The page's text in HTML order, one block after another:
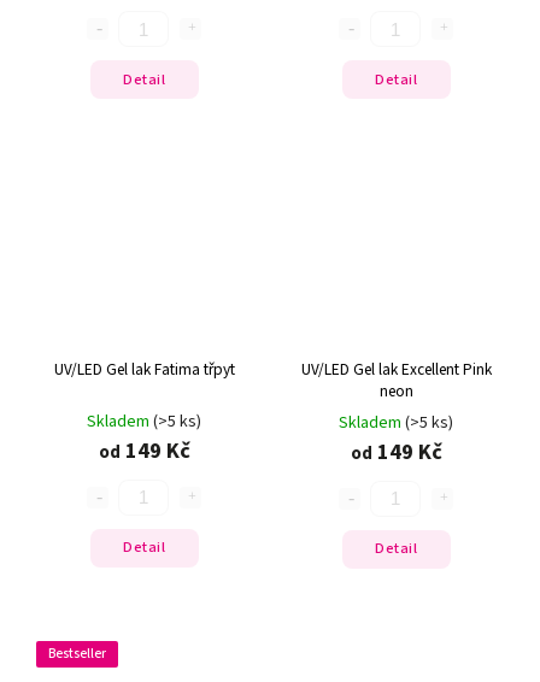
Detail Detail
UV/LED Gel lak Fatima třpyt
Skladem (>5 ks)
od 149 Kč
Detail
UV/LED Gel lak Excellent Pink
neon
Skladem (>5 ks)
od 149 Kč
Detail
Bestseller